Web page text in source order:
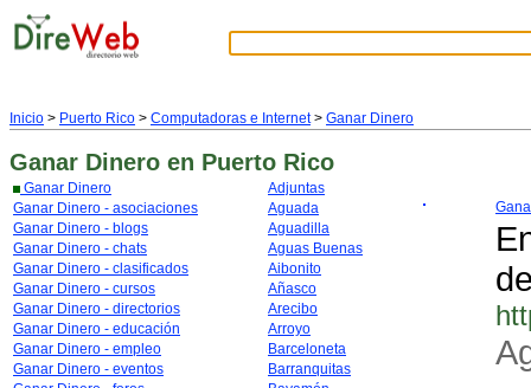
Inicio > Puerto Rico > Computadoras e Internet> Ganar Dinero
Ganar Dinero en Puerto Rico
Ganar Dinero
Ganar Dinero - asociaciones
Ganar Dinero - blogs
Ganar Dinero - chats
Ganar Dinero - clasificados
Ganar Dinero - cursos
Ganar Dinero - directorios
Ganar Dinero - educación
Ganar Dinero - empleo
Ganar Dinero - eventos
Adjuntas
Aguada
Aguadilla
Aguas Buenas
Aibonito
Añasco
Arecibo
Arroyo
Barceloneta
Barranquitas